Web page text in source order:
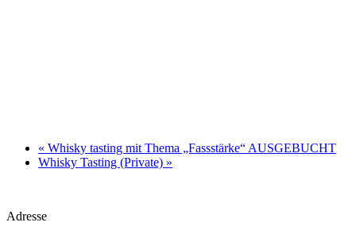
« Whisky tasting mit Thema „Fassstärke“ AUSGEBUCHT
Whisky Tasting (Private) »
Adresse